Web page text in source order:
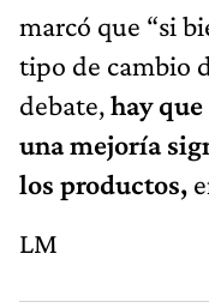
marcó que “si
tipo de cambio
debate,hay
una mejoría
los productos,
LM